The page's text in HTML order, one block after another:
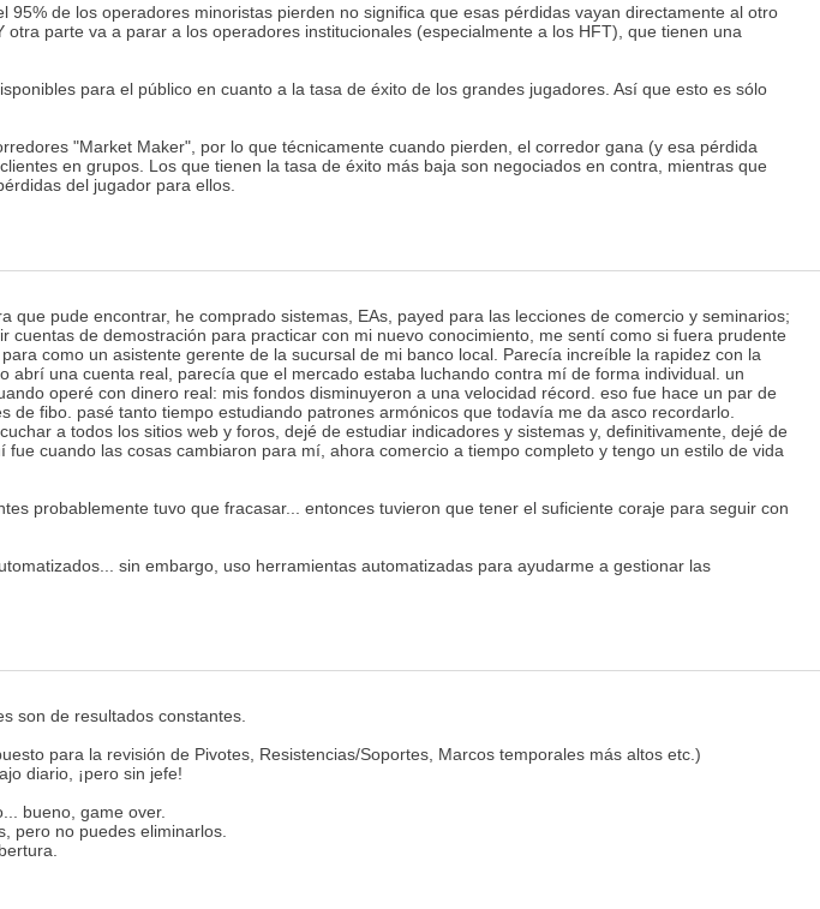
95% de los operadores minoristas pierden no significa que esas pérdidas vayan directamente al otro
parte va a parar a los operadores institucionales (especialmente a los HFT), que tienen una
para el público en cuanto a la tasa de éxito de los grandes jugadores. Así que esto es sólo
"Market Maker", por lo que técnicamente cuando pierden, el corredor gana (y esa pérdida
en grupos. Los que tienen la tasa de éxito más baja son negociados en contra, mientras que
del jugador para ellos.
pude encontrar, he comprado sistemas, EAs, payed para las lecciones de comercio y seminarios;
de demostración para practicar con mi nuevo conocimiento, me sentí como si fuera prudente
como un asistente gerente de la sucursal de mi banco local. Parecía increíble la rapidez con la
una cuenta real, parecía que el mercado estaba luchando contra mí de forma individual. un
operé con dinero real: mis fondos disminuyeron a una velocidad récord. eso fue hace un par de
fibo. pasé tanto tiempo estudiando patrones armónicos que todavía me da asco recordarlo.
a todos los sitios web y foros, dejé de estudiar indicadores y sistemas y, definitivamente, dejé de
cuando las cosas cambiaron para mí, ahora comercio a tiempo completo y tengo un estilo de vida
probablemente tuvo que fracasar... entonces tuvieron que tener el suficiente coraje para seguir con
sin embargo, uso herramientas automatizadas para ayudarme a gestionar las
son de resultados constantes.
para la revisión de Pivotes, Resistencias/Soportes, Marcos temporales más altos etc.)
diario, ¡pero sin jefe!
bueno, game over.
pero no puedes eliminarlos.